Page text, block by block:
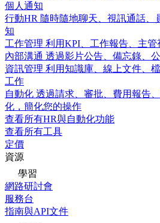
個人通知
行動HR 隨時隨地聊天、視訊通話、
知
工作管理 利用KPI、工作報告、主
內部溝通 透過影片公告、備忘錄、
資訊管理 利用知識庫、線上文件、
工作
自動化 透過請求、審批、費用報告
化，簡化您的操作
查看所有HR與自動化功能
查看所有工具
定價
資源
學習
網路研討會
服務台
指南與API文件